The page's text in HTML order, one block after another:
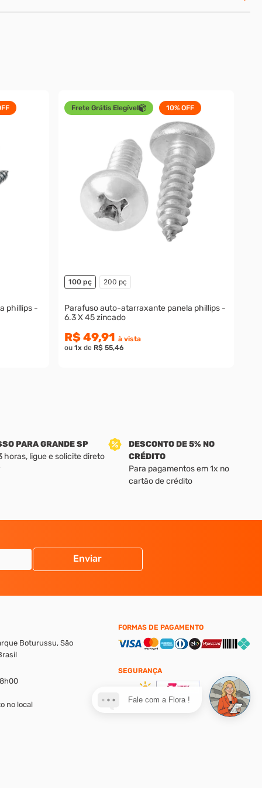
phillips -
Frete Grátis Elegível 10% OFF
100 pç 200 pç
Parafuso auto-atarraxante panela phillips -
6.3 X 45 zincado
R$ 49,91 à vista
ou 1x de R$ 55,46
PARA GRANDE SP
horas, ligue e solicite direto
DESCONTO DE 5% NO
CRÉDITO
Para pagamentos em 1x no
cartão de crédito
Enviar
Boturussu, São
no local
FORMAS DE PAGAMENTO
SEGURANÇA
Fale com a Flora !